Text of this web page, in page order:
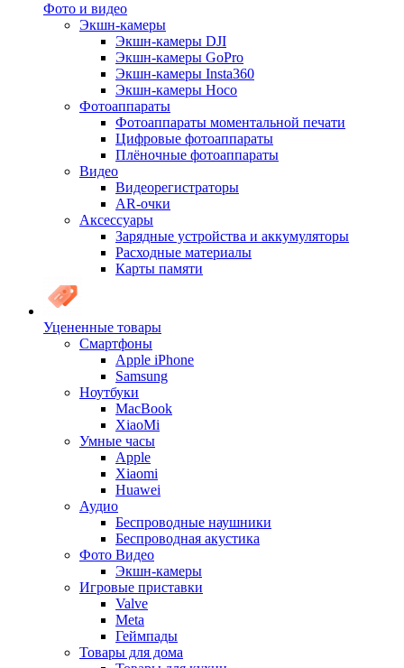
Фото и видео
Экшн-камеры
Экшн-камеры DJI
Экшн-камеры GoPro
Экшн-камеры Insta360
Экшн-камеры Hoco
Фотоаппараты
Фотоаппараты моментальной печати
Цифровые фотоаппараты
Плёночные фотоаппараты
Видео
Видеорегистраторы
AR-очки
Аксессуары
Зарядные устройства и аккумуляторы
Расходные материалы
Карты памяти
Уцененные товары
Cмартфоны
Apple iPhone
Samsung
Ноутбуки
MacBook
XiaoMi
Умные часы
Apple
Xiaomi
Huawei
Аудио
Беспроводные наушники
Беспроводная акустика
Фото Видео
Экшн-камеры
Игровые приставки
Valve
Meta
Геймпады
Товары для дома